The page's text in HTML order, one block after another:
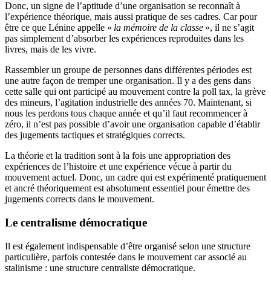
Donc, un signe de l’aptitude d’une organisation se reconnaît à
l’expérience théorique, mais aussi pratique de ses cadres. Car pour
être ce que Lénine appelle « la mémoire de la classe », il ne s’agit
pas simplement d’absorber les expériences reproduites dans les
livres, mais de les vivre.
Rassembler un groupe de personnes dans différentes périodes est
une autre façon de tremper une organisation. Il y a des gens dans
cette salle qui ont participé au mouvement contre la poll tax, la grève
des mineurs, l’agitation industrielle des années 70. Maintenant, si
nous les perdons tous chaque année et qu’il faut recommencer à
zéro, il n’est pas possible d’avoir une organisation capable d’établir
des jugements tactiques et stratégiques corrects.
La théorie et la tradition sont à la fois une appropriation des
expériences de l’histoire et une expérience vécue à partir du
mouvement actuel. Donc, un cadre qui est expérimenté pratiquement
et ancré théoriquement est abso­lument essentiel pour émettre des
jugements corrects dans le mouvement.
Le centralisme démocratique
Il est également indispensable d’être organisé selon une structure
particulière, parfois contestée dans le mouve­ment car associé au
stalinisme : une structure centraliste démocratique.